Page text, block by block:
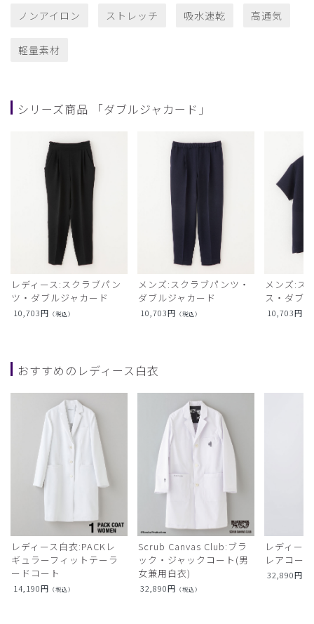
ノンアイロン ストレッチ 吸水速乾 高通気
軽量素材
シリーズ商品 「ダブルジャカード」
レディース:スクラブパン
ツ・ダブルジャカード
10,703円 （税込）
メンズ:スクラブパンツ・
ダブルジャカード
10,703円 （税込）
メンズ:ス
ス・ダブ
10,703円
おすすめのレディース白衣
レディース白衣:PACKレ
ギュラーフィットテーラ
ードコート
14,190円 （税込）
Scrub Canvas Club:ブラ
ック・ジャックコート(男
女兼用白衣)
32,890円 （税込）
レディー
レアコート
32,890円